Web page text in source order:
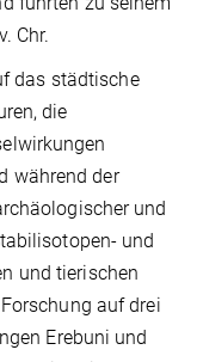
Chr.
das städtische
die
während der
und
und
und tierischen
auf drei
Erebuni und